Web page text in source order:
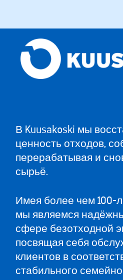
В Kuusakoski мы
ценность отходов,
перерабатывая и
сырьё.
Имея более чем 100-
мы являемся
сфере безотходной
посвящая себя
клиентов в
стабильного